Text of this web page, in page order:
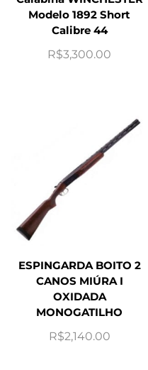
Modelo 1892 Short
Calibre 44
R$3,300.00
ESPINGARDA BOITO 2
CANOS MIÚRA I
OXIDADA
MONOGATILHO
R$2,140.00